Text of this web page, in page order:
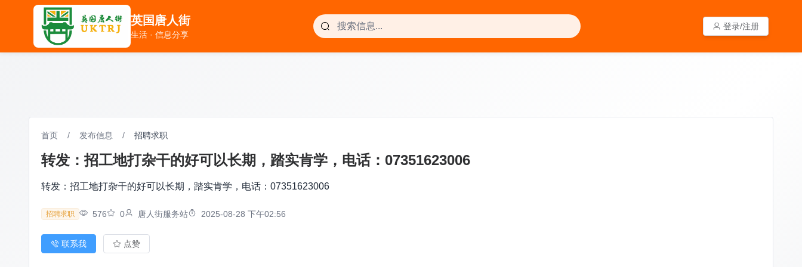
英国唐人街
生活 · 信息分享
登录/注册
英国唐人街
生活 · 信息分享
登录/注册
首页 / 发布信息 / 招聘求职
转发：招工地打杂干的好可以长期，踏实肯学，电话：07351623006
转发：招工地打杂干的好可以长期，踏实肯学，电话：07351623006
招聘求职 576 0 唐人街服务站 2025-08-28 下午02:56
联系我 点赞